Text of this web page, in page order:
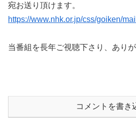
宛お送り頂けます。
https://www.nhk.or.jp/css/goiken/
当番組を長年ご視聴下さり、あり
コメントを書き